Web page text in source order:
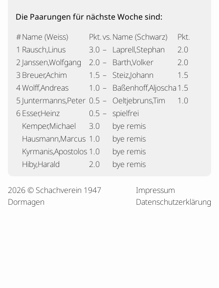
Die Paarungen für nächste Woche sind:
#Name (Weiss) Pkt.vs.Name (Schwarz)
Pkt.
1 Rausch,Linus 3.0 – Laprell,Stephan
2.0
2 Janssen,Wolfgang 2.0 – Barth,Volker
2.0
3 Breuer,Achim 1.5 – Steiz,Johann
1.5
4Wolff,Andreas 1.0 – Baßenhoff,Aljoscha1.5
5 Juntermanns,Peter 0.5 – Oeltjebruns,Tim
1.0
6Esser,Heinz 0.5 – spielfrei
Kemper,Michael
3.0
bye remis
Hausmann,Marcus 1.0
bye remis
Kyrmanis,Apostolos 1.0
bye remis
Hiby,Harald
2.0 bye remis
2026 © Schachverein 1947
Dormagen
Impressum
Datenschutzerklärung